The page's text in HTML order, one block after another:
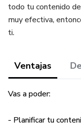
todo tu contenido
muy efectiva,
ti.
Ventajas
Vas a poder:
- Planificar tu